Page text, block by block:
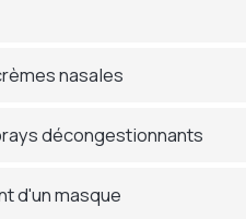
nasales
décongestionnants
d'un masque